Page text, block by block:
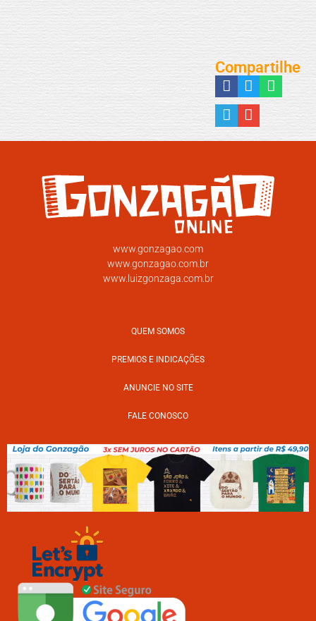
Compartilhe
www.gonzagao.com
www.gonzagao.com.br
www.luizgonzaga.com.br
QUEM SOMOS
PREMIOS E INDICAÇÕES
ANUNCIE NO SITE
FALE CONOSCO